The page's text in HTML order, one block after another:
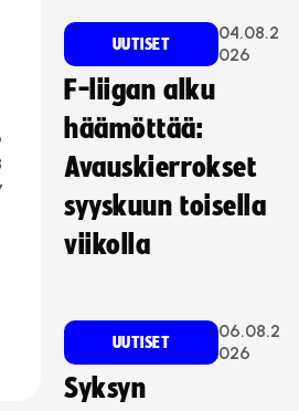
UUTISET
04.08.2
026
F-liigan alku
häämöttää:
Avauskierrokset
syyskuun toisella
viikolla
UUTISET
06.08.2
026
Syksyn